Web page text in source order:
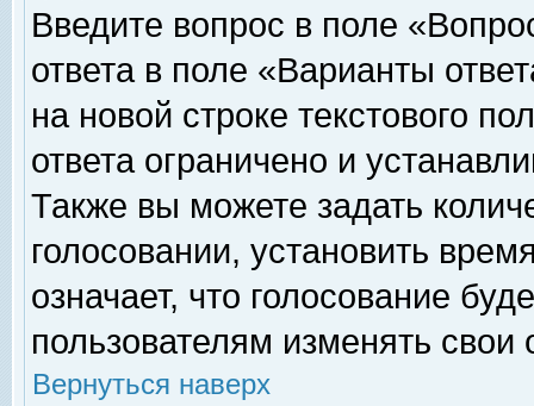
Введите вопрос в поле
ответа в поле «Варианты
на новой строке текстового
ответа ограничено и
Также вы можете задать
голосовании, установить
означает, что голосование
пользователям изменять свои
Вернуться наверх